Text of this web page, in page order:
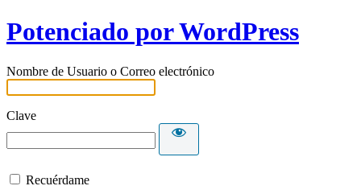
Potenciado por WordPress
Nombre de Usuario o Correo electrónico
Clave
Recuérdame